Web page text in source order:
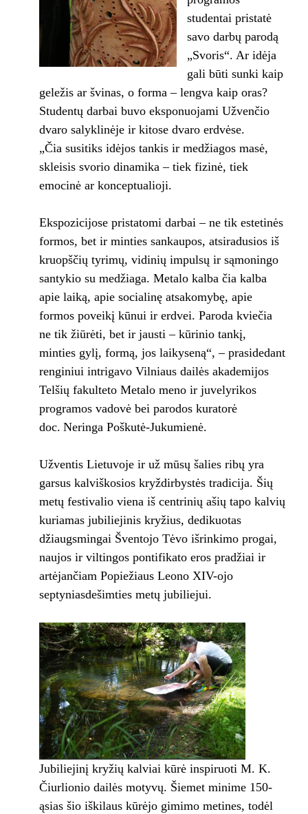
studentai pristatė
savo darbų parodą
„Svoris“. Ar idėja
gali būti sunki kaip
geležis ar švinas, o forma – lengva kaip oras?
Studentų darbai buvo eksponuojami Užvenčio
dvaro salyklinėje ir kitose dvaro erdvėse.
„Čia susitiks idėjos tankis ir medžiagos masė,
skleisis svorio dinamika – tiek fizinė, tiek
emocinė ar konceptualioji.
Ekspozicijose pristatomi darbai – ne tik estetinės
formos, bet ir minties sankaupos, atsiradusios iš
kruopščių tyrimų, vidinių impulsų ir sąmoningo
santykio su medžiaga. Metalo kalba čia kalba
apie laiką, apie socialinę atsakomybę, apie
formos poveikį kūnui ir erdvei. Paroda kviečia
ne tik žiūrėti, bet ir jausti – kūrinio tankį,
minties gylį, formą, jos laikyseną“, – prasidedant
renginiui intrigavo Vilniaus dailės akademijos
Telšių fakulteto Metalo meno ir juvelyrikos
programos vadovė bei parodos kuratorė
doc. Neringa Poškutė-Jukumienė.
Užventis Lietuvoje ir už mūsų šalies ribų yra
garsus kalviškosios kryždirbystės tradicija. Šių
metų festivalio viena iš centrinių ašių tapo kalvių
kuriamas jubiliejinis kryžius, dedikuotas
džiaugsmingai Šventojo Tėvo išrinkimo progai,
naujos ir viltingos pontifikato eros pradžiai ir
artėjančiam Popiežiaus Leono XIV-ojo
septyniasdešimties metų jubiliejui.
Jubiliejinį kryžių kalviai kūrė inspiruoti M. K.
Čiurlionio dailės motyvų. Šiemet minime 150-
ąsias šio iškilaus kūrėjo gimimo metines, todėl